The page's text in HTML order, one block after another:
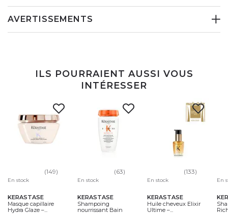
AVERTISSEMENTS
ILS POURRAIENT AUSSI VOUS
INTÉRESSER
(149)
En stock
KERASTASE
Masque capillaire
Hydra Glaze –...
(63)
En stock
KERASTASE
Shampoing
nourrissant Bain
(133)
En stock
KERASTASE
Huile cheveux Elixir
Ultime –...
En